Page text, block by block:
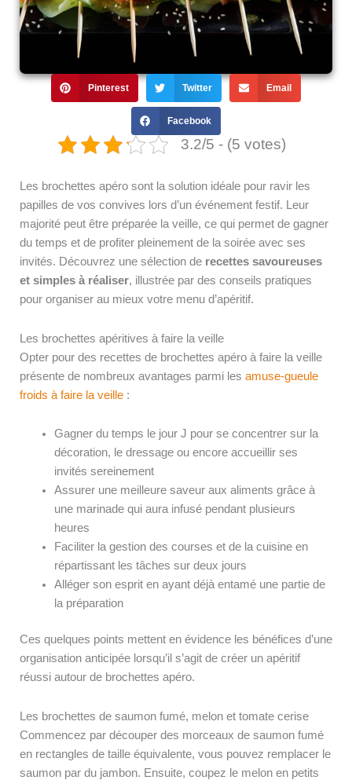
Pinterest Twitter Email
Facebook
3.2/5 - (5 votes)
Les brochettes apéro sont la solution idéale pour ravir les
papilles de vos convives lors d’un événement festif. Leur
majorité peut être préparée la veille, ce qui permet de gagner
du temps et de profiter pleinement de la soirée avec ses
invités. Découvrez une sélection de recettes savoureuses
et simples à réaliser, illustrée par des conseils pratiques
pour organiser au mieux votre menu d’apéritif.
Les brochettes apéritives à faire la veille
Opter pour des recettes de brochettes apéro à faire la veille
présente de nombreux avantages parmi les amuse-gueule
froids à faire la veille :
Gagner du temps le jour J pour se concentrer sur la
décoration, le dressage ou encore accueillir ses
invités sereinement
Assurer une meilleure saveur aux aliments grâce à
une marinade qui aura infusé pendant plusieurs
heures
Faciliter la gestion des courses et de la cuisine en
répartissant les tâches sur deux jours
Alléger son esprit en ayant déjà entamé une partie de
la préparation
Ces quelques points mettent en évidence les bénéfices d’une
organisation anticipée lorsqu’il s’agit de créer un apéritif
réussi autour de brochettes apéro.
Les brochettes de saumon fumé, melon et tomate cerise
Commencez par découper des morceaux de saumon fumé
en rectangles de taille équivalente, vous pouvez remplacer le
saumon par du jambon. Ensuite, coupez le melon en petits